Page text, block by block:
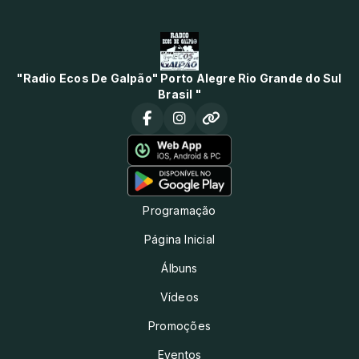
"Radio Ecos De Galpão" Porto Alegre Rio Grande do Sul
Brasil "
Programação
Página Inicial
Álbuns
Vídeos
Promoções
Eventos